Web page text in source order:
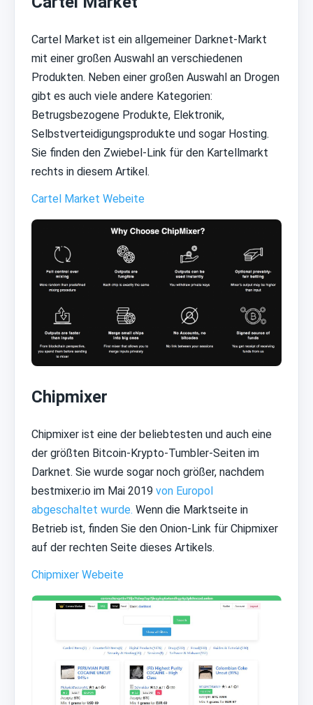
Cartel Market ist ein allgemeiner Darknet-Markt
mit einer großen Auswahl an verschiedenen
Produkten. Neben einer großen Auswahl an Drogen
gibt es auch viele andere Kategorien:
Betrugsbezogene Produkte, Elektronik,
Selbstverteidigungsprodukte und sogar Hosting.
Sie finden den Zwiebel-Link für den Kartellmarkt
rechts in diesem Artikel.
Cartel Market Webeite
Chipmixer
Chipmixer ist eine der beliebtesten und auch eine
der größten Bitcoin-Krypto-Tumbler-Seiten im
Darknet. Sie wurde sogar noch größer, nachdem
bestmixer.io im Mai 2019 von Europol
abgeschaltet wurde. Wenn die Marktseite in
Betrieb ist, finden Sie den Onion-Link für Chipmixer
auf der rechten Seite dieses Artikels.
Chipmixer Webeite